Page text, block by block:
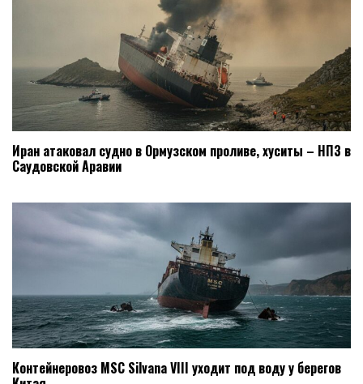
Иран атаковал судно в Ормузском проливе, хуситы – НПЗ в
Саудовской Аравии
Контейнеровоз MSC Silvana VIII уходит под воду у берегов